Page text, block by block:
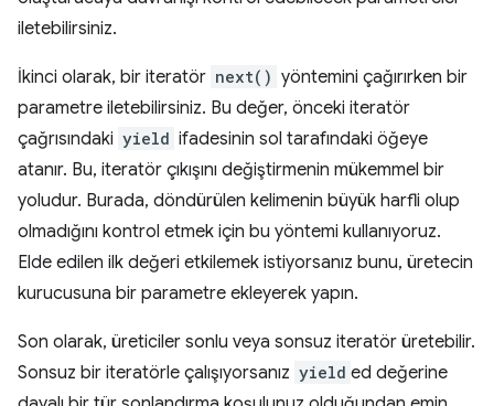
iletebilirsiniz.
İkinci olarak, bir iteratör next() yöntemini çağırırken bir
parametre iletebilirsiniz. Bu değer, önceki iteratör
çağrısındaki yield ifadesinin sol tarafındaki öğeye
atanır. Bu, iteratör çıkışını değiştirmenin mükemmel bir
yoludur. Burada, döndürülen kelimenin büyük harfli olup
olmadığını kontrol etmek için bu yöntemi kullanıyoruz.
Elde edilen ilk değeri etkilemek istiyorsanız bunu, üretecin
kurucusuna bir parametre ekleyerek yapın.
Son olarak, üreticiler sonlu veya sonsuz iteratör üretebilir.
Sonsuz bir iteratörle çalışıyorsanız yield ed değerine